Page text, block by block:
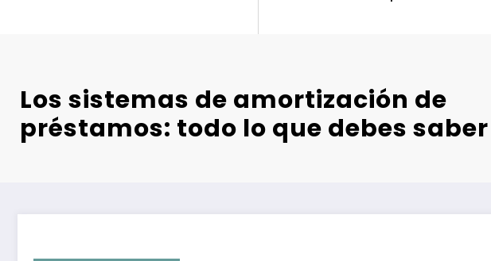
Los sistemas de amortización de
préstamos: todo lo que debes saber